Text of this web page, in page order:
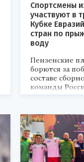
Спортсмены
участвуют в
Кубке
стран по
воду
Пензенские
борются за
составе
команды